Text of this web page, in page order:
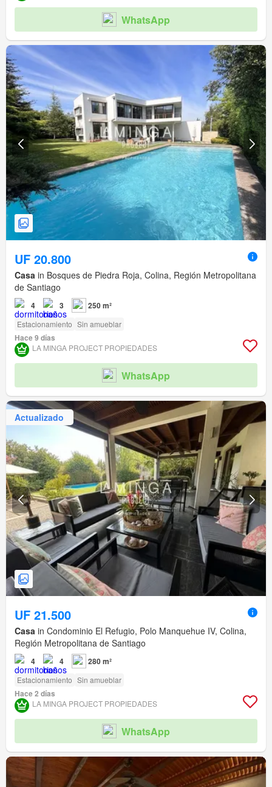
WhatsApp
UF 20.800
Casa in Bosques de Piedra Roja, Colina, Región Metropolitana
de Santiago
4 3 250 m²
Estacionamiento Sin amueblar
Hace 9 días
LA MINGA PROJECT PROPIEDADES
WhatsApp
Actualizado
UF 21.500
Casa in Condominio El Refugio, Polo Manquehue IV, Colina,
Región Metropolitana de Santiago
4 4 280 m²
Estacionamiento Sin amueblar
Hace 2 días
LA MINGA PROJECT PROPIEDADES
WhatsApp